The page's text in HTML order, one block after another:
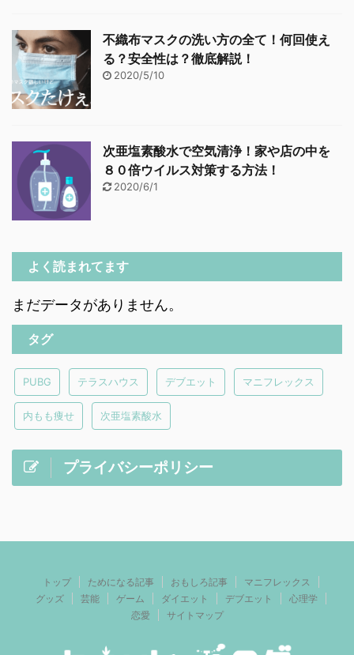
不織布マスクの洗い方の全て！何回使え
る？安全性は？徹底解説！
2020/5/10
次亜塩素酸水で空気清浄！家や店の中を
８０倍ウイルス対策する方法！
2020/6/1
よく読まれてます
まだデータがありません。
タグ
PUBG テラスハウス デブエット マニフレックス
内もも痩せ 次亜塩素酸水
プライバシーポリシー
トップ ためになる記事 おもしろ記事
マニフレックス
グッズ
芸能 ゲーム ダイエット デブエット
心理学
恋愛
サイトマップ